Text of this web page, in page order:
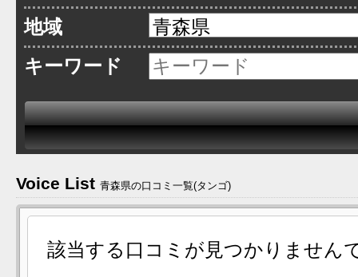
地域
キーワード
Voice List 青森県の口コミ一覧(タンゴ)
該当する口コミが見つかりません